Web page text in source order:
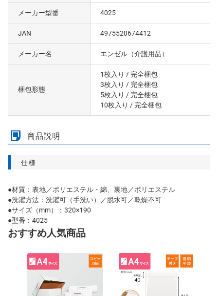
メーカー型番 4025
JAN 4975520674412
メーカー名 エンゼル（介護用品）
梱包形態
1枚入り / 完全梱包
3枚入り / 完全梱包
5枚入り / 完全梱包
10枚入り / 完全梱包
商品説明
仕様
●材質：表地／ポリエステル・綿、裏地／ポリエステル
●洗濯方法：洗濯可（手洗い）／脱水可／乾燥不可
●サイズ（mm）：320×190
●型番：4025
おすすめ人気商品